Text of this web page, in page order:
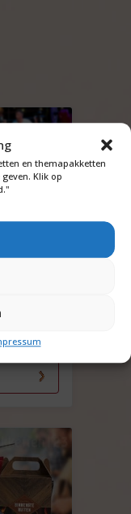
en themapakketten
Klik op